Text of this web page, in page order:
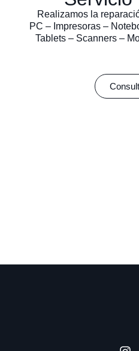
Realizamos la
PC – Impresoras –
Tablets – Scanners –